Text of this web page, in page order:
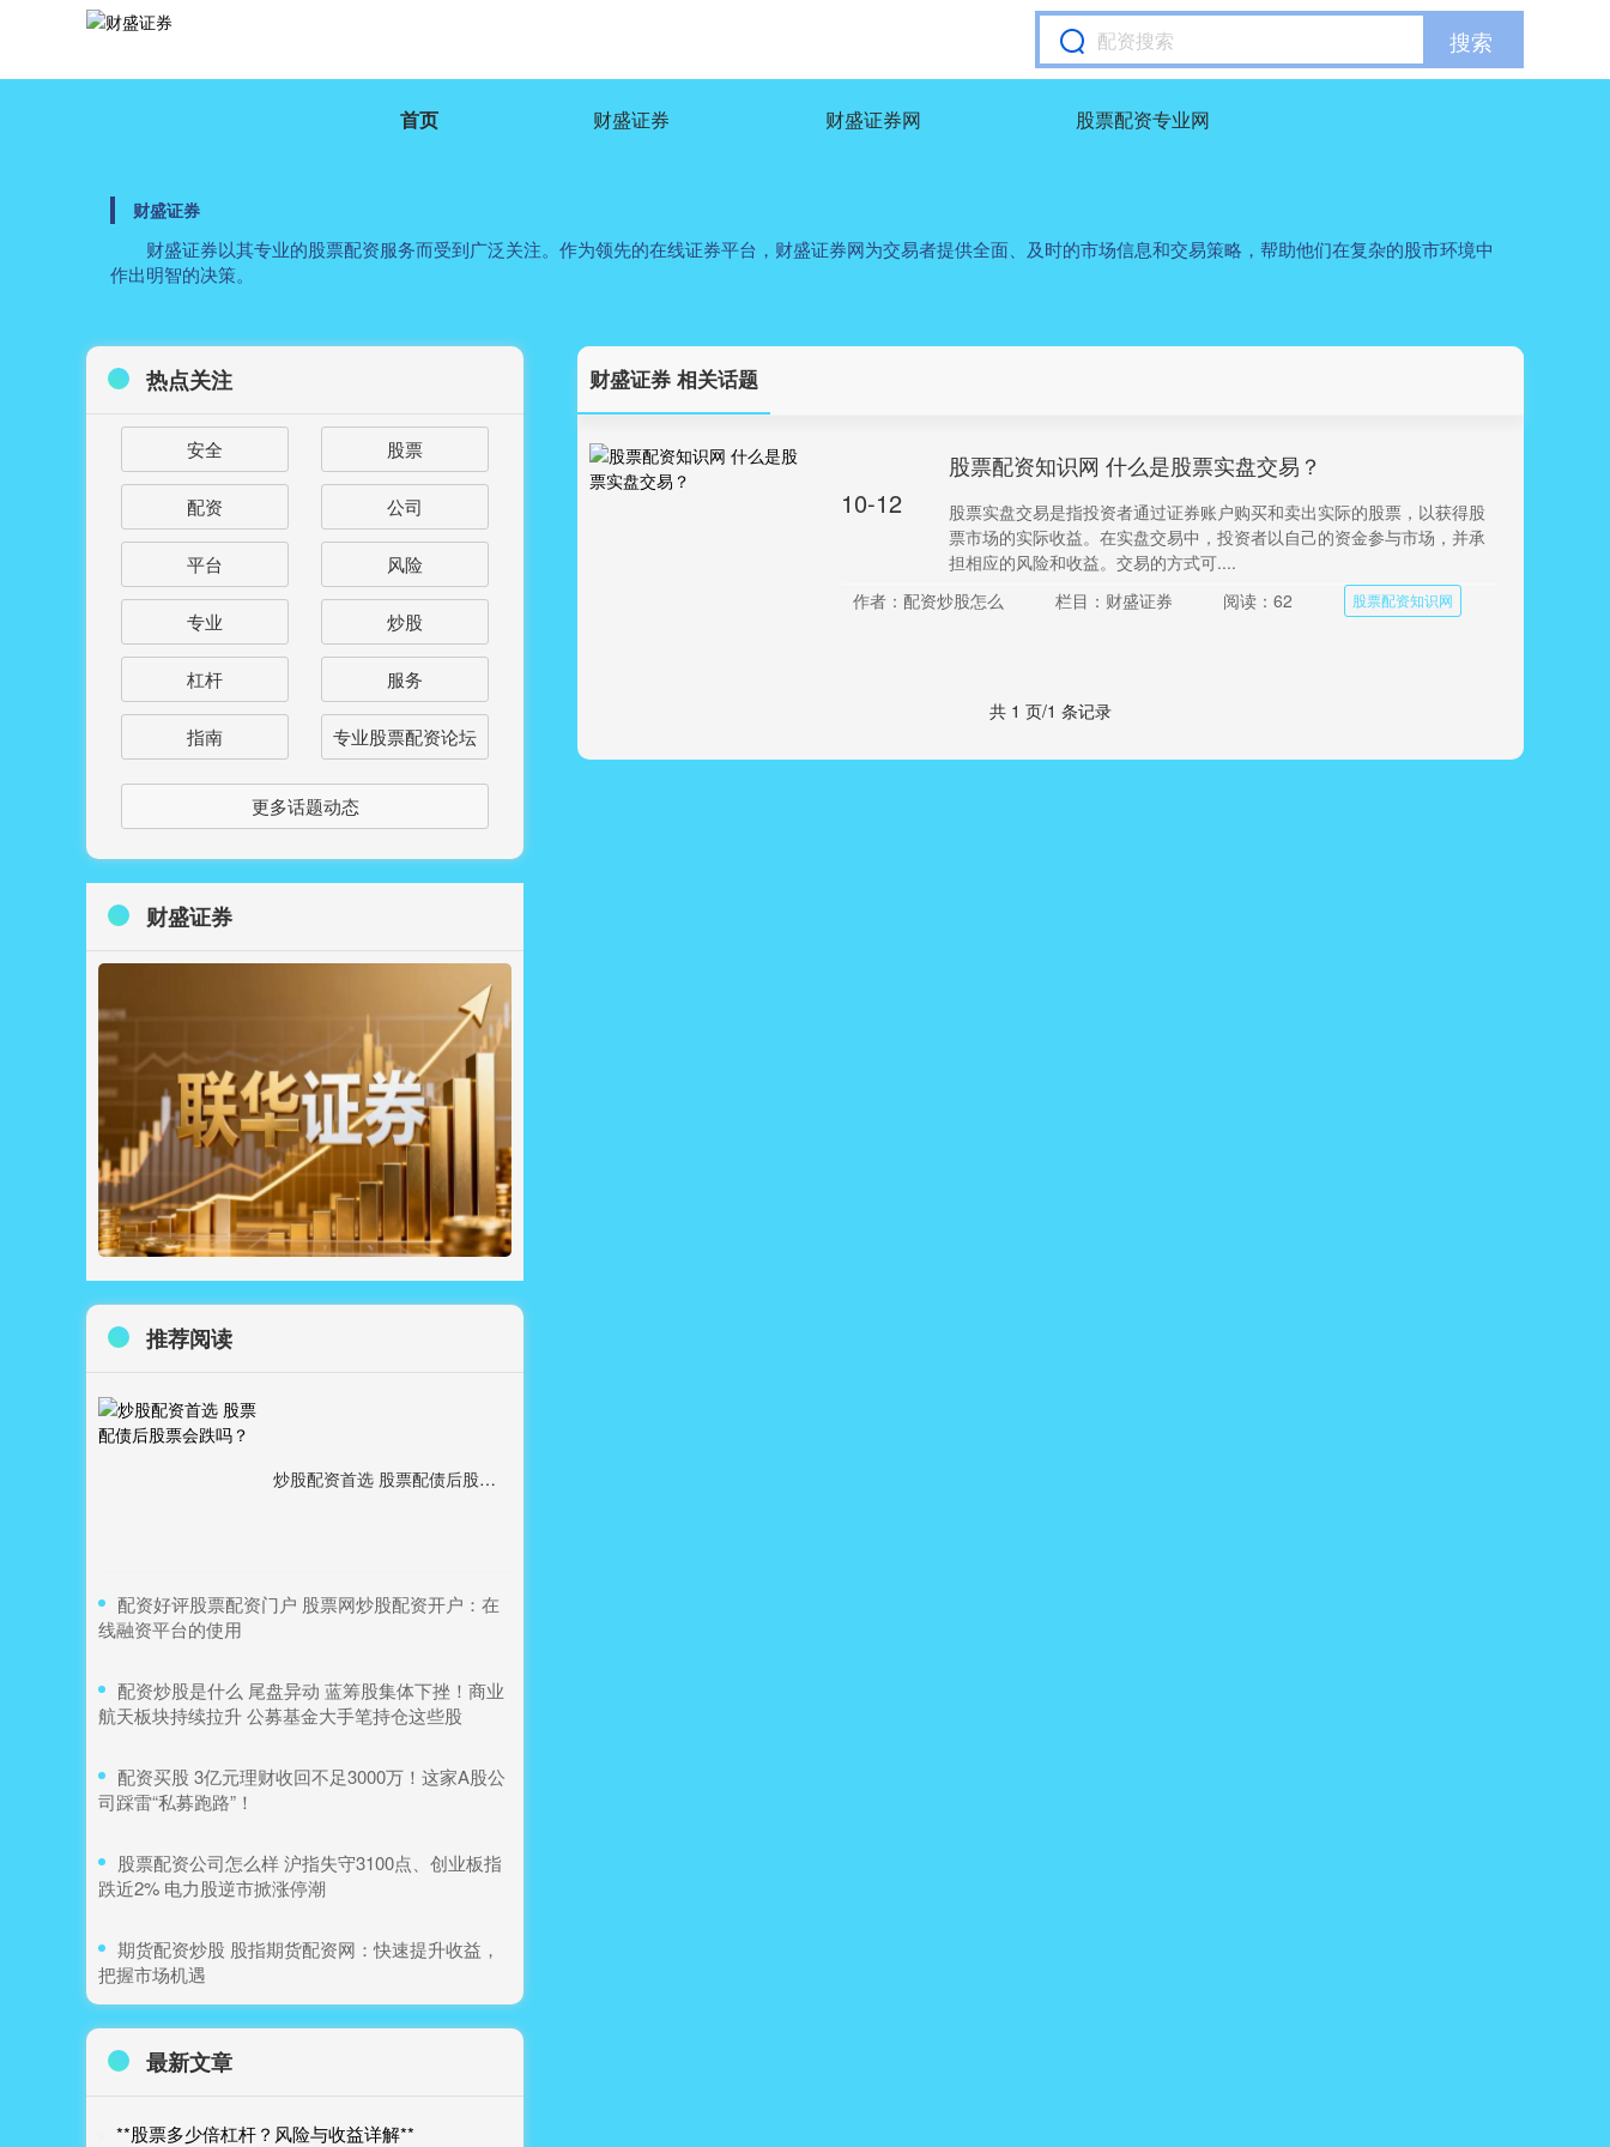
搜索
首页 财盛证券 财盛证券网 股票配资专业网
财盛证券
财盛证券以其专业的股票配资服务而受到广泛关注。作为领先的在线证券平台，财盛证券网为交易者提供全面、及时的市场信息和交易策略，帮助他们在复杂的股市环境中
作出明智的决策。
财盛证券 相关话题
10-12
股票配资知识网 什么是股票实盘交易？
股票实盘交易是指投资者通过证券账户购买和卖出实际的股票，以获得股
票市场的实际收益。在实盘交易中，投资者以自己的资金参与市场，并承
担相应的风险和收益。交易的方式可....
作者：配资炒股怎么
栏目：财盛证券 阅读：62 股票配资知识网
共 1 页/1 条记录
热点关注
安全 股票
配资 公司
平台 风险
专业 炒股
杠杆 服务
指南 专业股票配资论坛
更多话题动态
财盛证券
推荐阅读
炒股配资首选 股票配债后股票会跌吗？
​配资好评股票配资门户 股票网炒股配资开户：在
线融资平台的使用
​配资炒股是什么 尾盘异动 蓝筹股集体下挫！商业
航天板块持续拉升 公募基金大手笔持仓这些股
​配资买股 3亿元理财收回不足3000万！这家A股公
司踩雷“私募跑路”！
​股票配资公司怎么样 沪指失守3100点、创业板指
跌近2% 电力股逆市掀涨停潮
​期货配资炒股 股指期货配资网：快速提升收益，
把握市场机遇
最新文章
**股票多少倍杠杆？风险与收益详解**